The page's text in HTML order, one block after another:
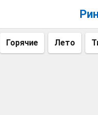
Горячие Лето